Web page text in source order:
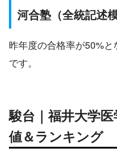
河合塾（全統記述
昨年度の合格率が50%と
です。
駿台｜福井大学
値＆ランキング